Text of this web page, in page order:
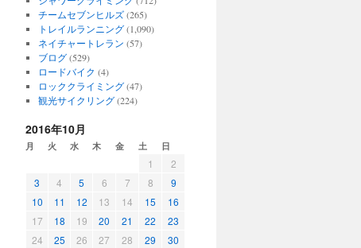
チームセブンヒルズ(265)
トレイルランニング(1,090)
ネイチャートレラン (57)
ブログ(529)
ロードバイク (4)
ロッククライミング(47)
観光サイクリング(224)
2016年10月
月 火 水 木 金 土 日
1
2
3
4 5 6 7 8
9
10
11 12 13 14 15
16
17
18 19 20 21 22
23
24
25 26 27 28 29
30